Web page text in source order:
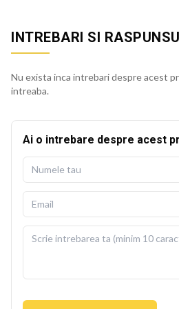
INTREBARI SI
Nu exista inca intrebari despre acest
intreaba.
Ai o intrebare despre acest